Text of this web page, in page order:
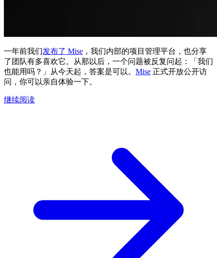
一年前我们发布了 Mise ，我们内部的项目管理平台，也分享
了团队有多喜欢它。从那以后，一个问题被反复问起：「我们
也能用吗？」从今天起，答案是可以。 Mise 正式开放公开访
问，你可以亲自体验一下。
继续阅读